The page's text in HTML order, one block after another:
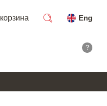
корзина
Eng
?